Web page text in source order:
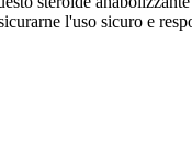
l'uso sicuro e